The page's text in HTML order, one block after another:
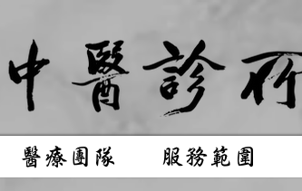
醫療團隊 服務範圍